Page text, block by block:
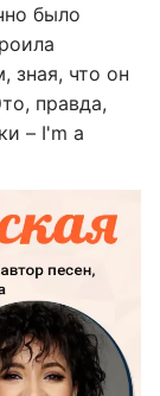
было
что он
правда,
– I'm a